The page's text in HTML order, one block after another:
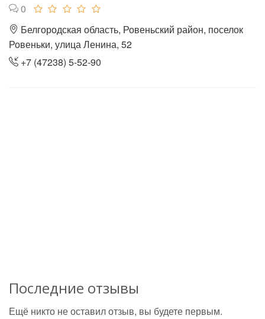
0
Белгородская область, Ровеньский район, поселок
Ровеньки, улица Ленина, 52
+7 (47238) 5-52-90
Последние отзывы
Ещё никто не оставил отзыв, вы будете первым.